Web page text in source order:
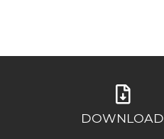
DOWNLOAD